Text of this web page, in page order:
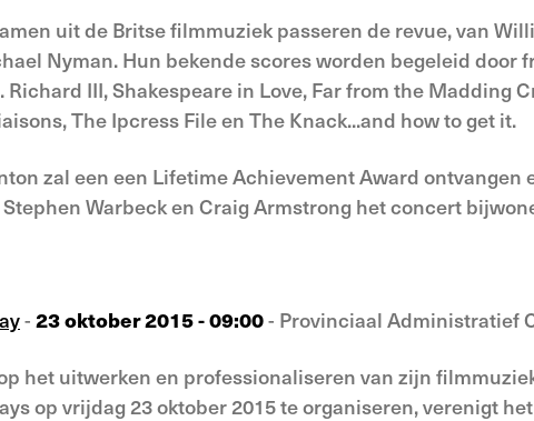
uit de Britse filmmuziek passeren de revue, van
Nyman. Hun bekende scores worden begeleid door
Richard III, Shakespeare in Love, Far from the Madding
The Ipcress File en The Knack...and how to get it.
zal een een Lifetime Achievement Award ontvangen
Warbeck en Craig Armstrong het concert
- 23 oktober 2015 - 09:00- Provinciaal Administratief
het uitwerken en professionaliseren van zijn
op vrijdag 23 oktober 2015 te organiseren, verenigt